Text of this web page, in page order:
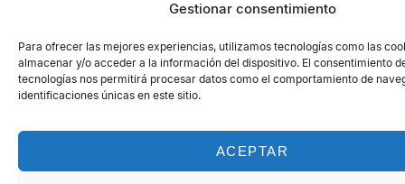
Gestionar consentimiento
Para ofrecer las mejores experiencias, utilizamos tecnologías como las
almacenar y/o acceder a la información del dispositivo. El consentimiento
tecnologías nos permitirá procesar datos como el comportamiento de
identificaciones únicas en este sitio.
ACEPTAR